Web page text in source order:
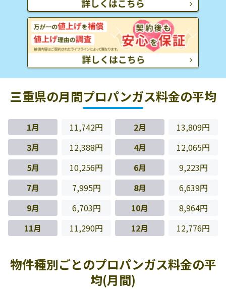
三重県の月間プロパンガス料金の平均
1月 11,742円 2月
13,809円
3月
12,388円 4月
12,065円
5月
10,256円 6月
9,223円
7月
7,995円 8月
6,639円
9月
6,703円 10月
8,964円
11月
11,290円 12月 12,776円
物件種別ごとのプロパンガス料金の平
均(月間)